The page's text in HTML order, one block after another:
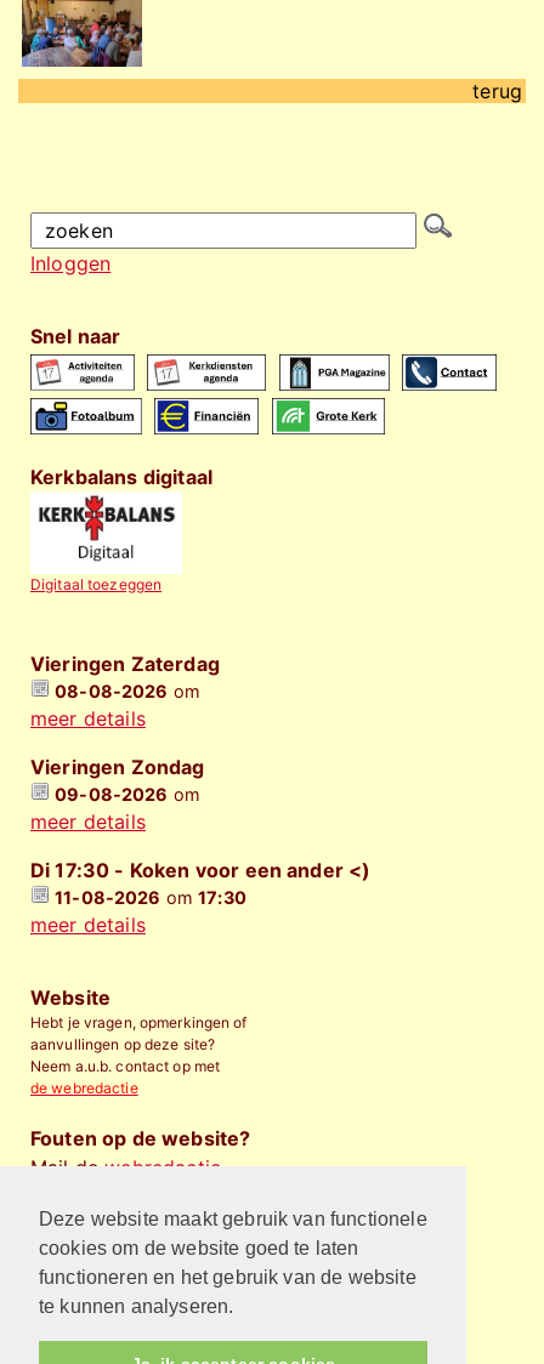
Deze website maakt gebruik van functionele
cookies om de website goed te laten
functioneren en het gebruik van de website
te kunnen analyseren.
terug
Inloggen
Snel naar
Kerkbalans digitaal
Digitaal toezeggen
Vieringen Zaterdag
08-08-2026 om
meer details
Vieringen Zondag
09-08-2026 om
meer details
Di 17:30 - Koken voor een ander <)
11-08-2026 om17:30
meer details
Website
Hebt je vragen, opmerkingen of
aanvullingen op deze site?
Neem a.u.b. contact op met
de webredactie
Fouten op de website?
Mail dewebredactie.
Financieel bijdragen
Wilt u de Protestantse
Gemeente Almelo
financieel
steunen ?
Privacyverklaring